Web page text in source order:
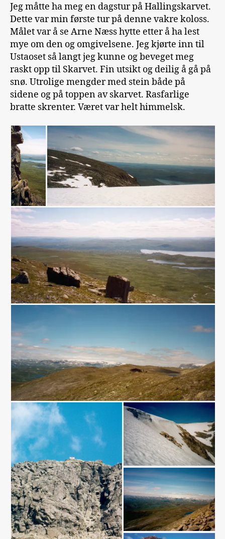
Jeg måtte ha meg en dagstur på Hallingskarvet.
Dette var min første tur på denne vakre koloss.
Målet var å se Arne Næss hytte etter å ha lest
mye om den og omgivelsene. Jeg kjørte inn til
Ustaoset så langt jeg kunne og beveget meg
raskt opp til Skarvet. Fin utsikt og deilig å gå på
snø. Utrolige mengder med stein både på
sidene og på toppen av skarvet. Rasfarlige
bratte skrenter. Været var helt himmelsk.